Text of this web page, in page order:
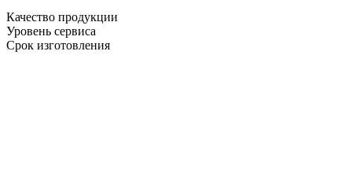
Качество продукции
Уровень сервиса
Срок изготовления